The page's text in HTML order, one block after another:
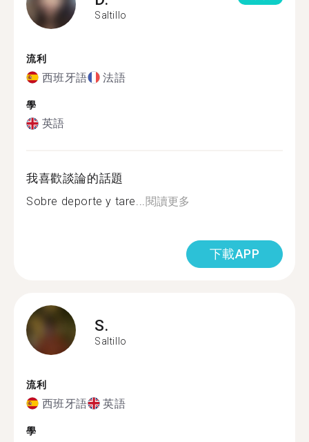
Saltillo
流利
西班牙語 法語
學
英語
我喜歡談論的話題
Sobre deporte y tare...閱讀更多
下載APP
S.
Saltillo
流利
西班牙語 英語
學